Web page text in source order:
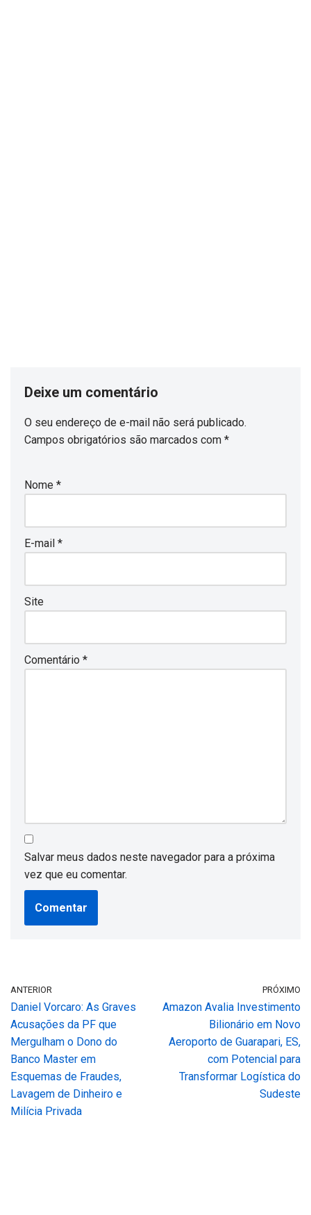
Deixe um comentário
O seu endereço de e-mail não será publicado.
Campos obrigatórios são marcados com *
Nome *
E-mail *
Site
Comentário *
Salvar meus dados neste navegador para a próxima
vez que eu comentar.
ANTERIOR
Daniel Vorcaro: As Graves
Acusações da PF que
Mergulham o Dono do
Banco Master em
Esquemas de Fraudes,
Lavagem de Dinheiro e
Milícia Privada
PRÓXIMO
Amazon Avalia Investimento
Bilionário em Novo
Aeroporto de Guarapari, ES,
com Potencial para
Transformar Logística do
Sudeste